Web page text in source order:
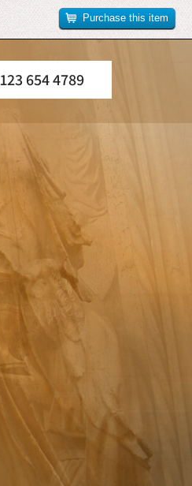
123 654 4789
Purchase this item